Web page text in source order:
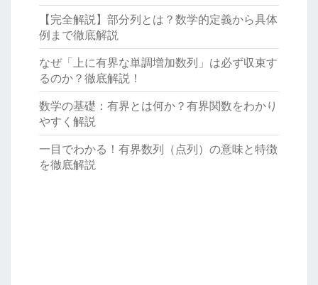
【完全解説】部分列とは？数学的定義から具体
例まで徹底解説
なぜ「上に有界な単調増加数列」は必ず収束す
るのか？徹底解説！
数学の基礎：有界とは何か？有界関数をわかり
やすく解説
一目でわかる！有界数列（点列）の意味と特徴
を徹底解説